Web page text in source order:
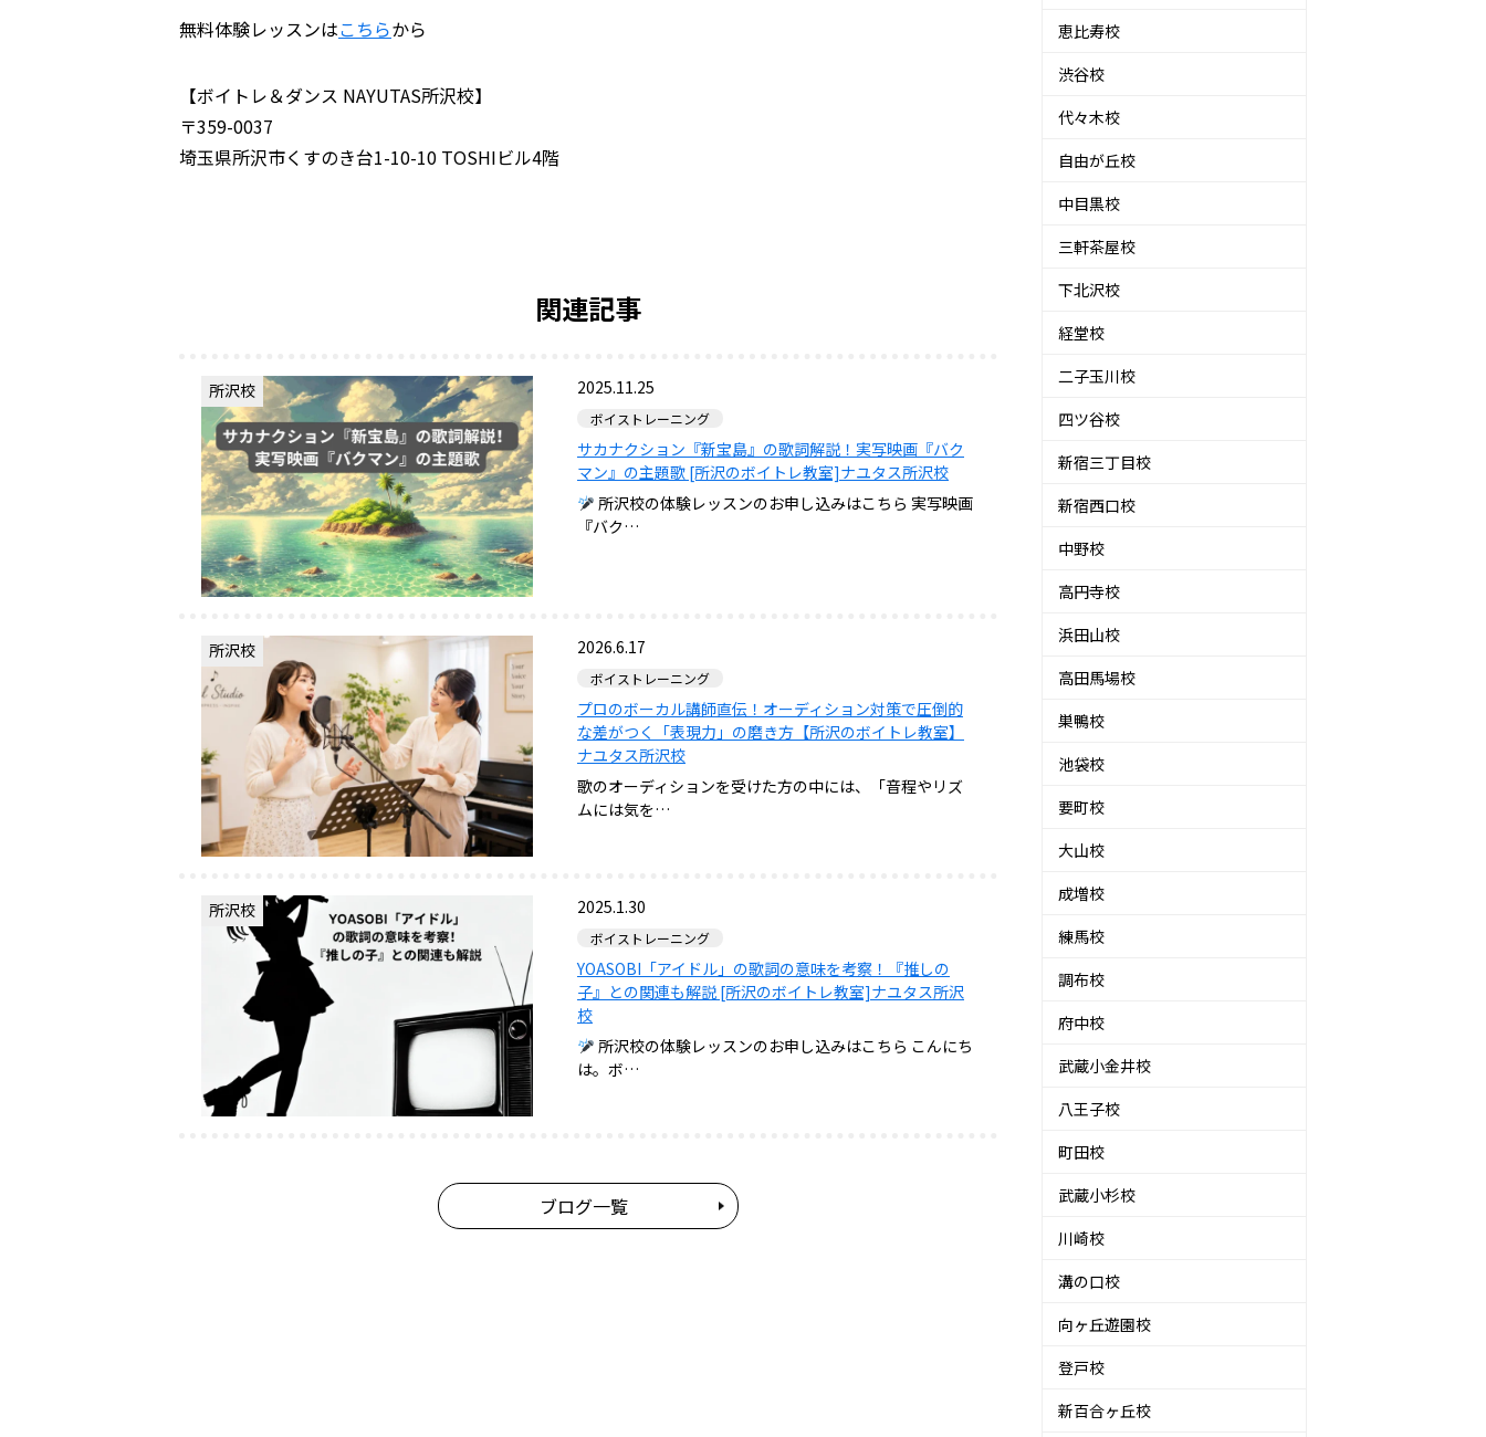
無料体験レッスンはこちらから
【ボイトレ＆ダンス NAYUTAS所沢校】
〒359-0037
埼玉県所沢市くすのき台1-10-10 TOSHIビル4階
関連記事
所沢校 2025.11.25
ボイストレーニング
サカナクション『新宝島』の歌詞解説！実写映画『バク
マン』の主題歌 [所沢のボイトレ教室]ナユタス所沢校
所沢校の体験レッスンのお申し込みはこちら 実写映画
『バク…
所沢校 2026.6.17
ボイストレーニング
プロのボーカル講師直伝！オーディション対策で圧倒的
な差がつく「表現力」の磨き方【所沢のボイトレ教室】
ナユタス所沢校
歌のオーディションを受けた方の中には、「音程やリズ
ムには気を…
所沢校 2025.1.30
ボイストレーニング
YOASOBI「アイドル」の歌詞の意味を考察！『推しの
子』との関連も解説 [所沢のボイトレ教室]ナユタス所沢
校
所沢校の体験レッスンのお申し込みはこちら こんにち
は。ボ…
ブログ一覧
恵比寿校
渋谷校
代々木校
自由が丘校
中目黒校
三軒茶屋校
下北沢校
経堂校
二子玉川校
四ツ谷校
新宿三丁目校
新宿西口校
中野校
高円寺校
浜田山校
高田馬場校
巣鴨校
池袋校
要町校
大山校
成増校
練馬校
調布校
府中校
武蔵小金井校
八王子校
町田校
武蔵小杉校
川崎校
溝の口校
向ヶ丘遊園校
登戸校
新百合ヶ丘校